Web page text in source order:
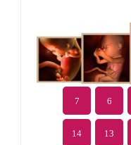
6
7
13
14